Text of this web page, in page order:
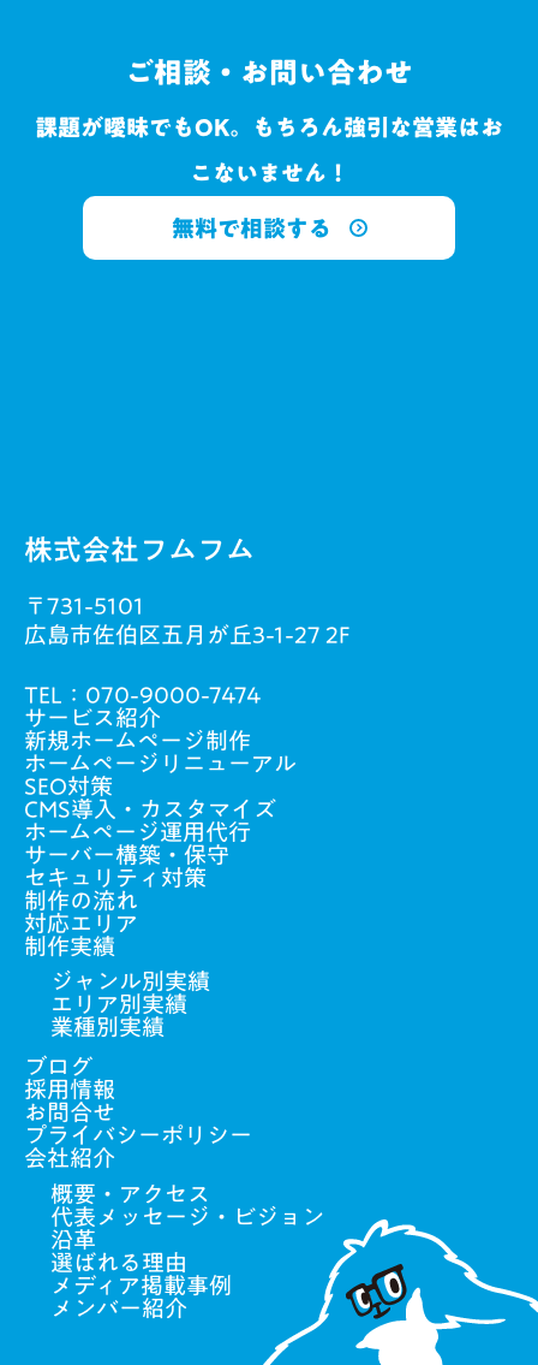
ご相談・お問い合わせ
課題が曖昧でもOK。もちろん強引な営業はお
こないません！
無料で相談する
株式会社フムフム
〒731-5101
広島市佐伯区五月が丘3-1-27 2F
TEL： 070-9000-7474
サービス紹介
新規ホームページ制作
ホームページリニューアル
SEO対策
CMS導入・カスタマイズ
ホームページ運用代行
サーバー構築・保守
セキュリティ対策
制作の流れ
対応エリア
制作実績
ジャンル別実績
エリア別実績
業種別実績
ブログ
採用情報
お問合せ
プライバシーポリシー
会社紹介
概要・アクセス
代表メッセージ・ビジョン
沿革
選ばれる理由
メディア掲載事例
メンバー紹介